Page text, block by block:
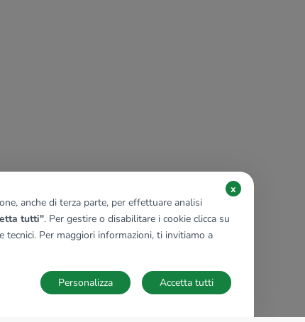
anche di terza parte, per effettuare analisi
tutti". Per gestire o disabilitare i cookie clicca su
tecnici. Per maggiori informazioni, ti invitiamo a
x
Accetta tutti
Personalizza